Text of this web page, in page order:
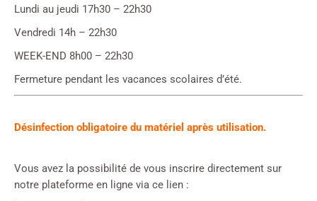
Lundi au jeudi 17h30 – 22h30
Vendredi 14h – 22h30
WEEK-END 8h00 – 22h30
Fermeture pendant les vacances scolaires d’été.
Désinfection obligatoire du matériel après utilisation.
Vous avez la possibilité de vous inscrire directement sur
notre plateforme en ligne via ce lien :